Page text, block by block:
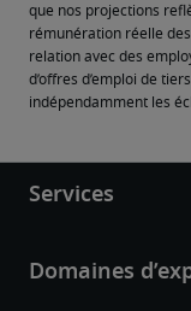
que nos projections
rémunération réelle
relation avec des
d’offres d’emploi de
indépendamment les